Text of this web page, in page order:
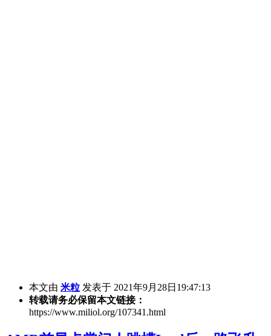
本文由 米粒 发表于 2021年9月28日19:47:13
转载请务必保留本文链接：
https://www.miliol.org/107341.html